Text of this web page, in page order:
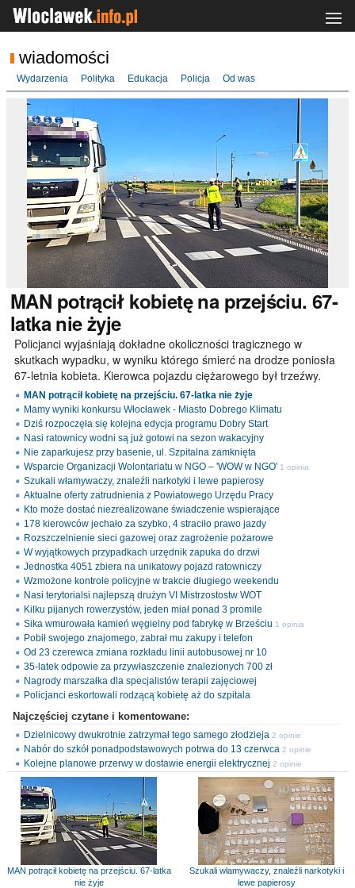
wiadomości
Wydarzenia Polityka Edukacja Policja Od was
MAN potrącił kobietę na przejściu. 67-
latka nie żyje
Policjanci wyjaśniają dokładne okoliczności tragicznego w
skutkach wypadku, w wyniku którego śmierć na drodze poniosła
67-letnia kobieta. Kierowca pojazdu ciężarowego był trzeźwy.
MAN potrącił kobietę na przejściu. 67-latka nie żyje
Mamy wyniki konkursu Włocławek - Miasto Dobrego Klimatu
Dziś rozpoczęła się kolejna edycja programu Dobry Start
Nasi ratownicy wodni są już gotowi na sezon wakacyjny
Nie zaparkujesz przy basenie, ul. Szpitalna zamknięta
Wsparcie Organizacji Wolontariatu w NGO – 'WOW w NGO' 1 opinia
Szukali włamywaczy, znaleźli narkotyki i lewe papierosy
Aktualne oferty zatrudnienia z Powiatowego Urzędu Pracy
Kto może dostać niezrealizowane świadczenie wspierające
178 kierowców jechało za szybko, 4 straciło prawo jazdy
Rozszczelnienie sieci gazowej oraz zagrożenie pożarowe
W wyjątkowych przypadkach urzędnik zapuka do drzwi
Jednostka 4051 zbiera na unikatowy pojazd ratowniczy
Wzmożone kontrole policyjne w trakcie długiego weekendu
Nasi terytorialsi najlepszą drużyn VI Mistrzostostw WOT
Kilku pijanych rowerzystów, jeden miał ponad 3 promile
Sika wmurowała kamień węgielny pod fabrykę w Brześciu 1 opinia
Pobił swojego znajomego, zabrał mu zakupy i telefon
Od 23 czerewca zmiana rozkładu linii autobusowej nr 10
35-latek odpowie za przywłaszczenie znalezionych 700 zł
Nagrody marszałka dla specjalistów terapii zajęciowej
Policjanci eskortowali rodzącą kobietę aż do szpitala
Najczęściej czytane i komentowane:
Dzielnicowy dwukrotnie zatrzymał tego samego złodzieja 2 opinie
Nabór do szkół ponadpodstawowych potrwa do 13 czerwca 2 opinie
Kolejne planowe przerwy w dostawie energii elektrycznej 2 opinie
MAN potrącił kobietę na przejściu. 67-latka
nie żyje
Szukali włamywaczy, znaleźli narkotyki i
lewe papierosy